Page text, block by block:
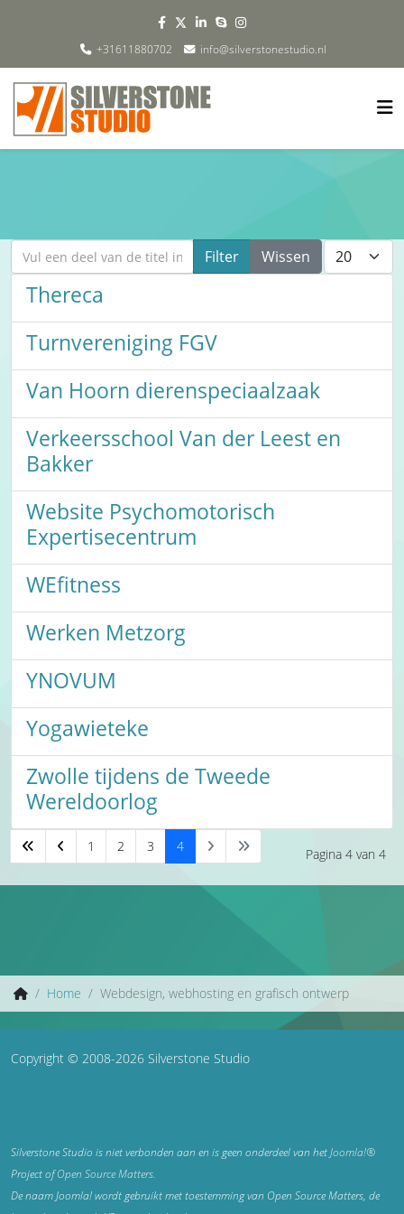
+31611880702 info@silverstonestudio.nl
Vul een deel van de titel in Filter Wissen Toon #
Thereca
Turnvereniging FGV
Van Hoorn dierenspeciaalzaak
Verkeersschool Van der Leest en
Bakker
Website Psychomotorisch
Expertisecentrum
WEfitness
Werken Metzorg
YNOVUM
Yogawieteke
Zwolle tijdens de Tweede
Wereldoorlog
Pagina 4 van 4
1 2 3 4
Home Webdesign, webhosting en grafisch ontwerp
Copyright © 2008-2026 Silverstone Studio
Silverstone Studio is niet verbonden aan en is geen onderdeel van hetJoomla!®
Project ofOpen Source Matters.
De naam Joomla! wordt gebruikt met toestemming van Open Source Matters, de